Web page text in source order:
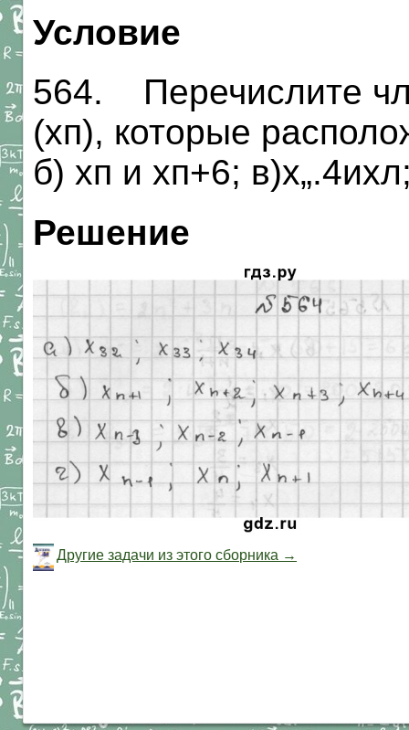
Условие
564. Перечислите
(хп), которые
б) хп и хп+6;
Решение
Другие задачи из этого сборника →